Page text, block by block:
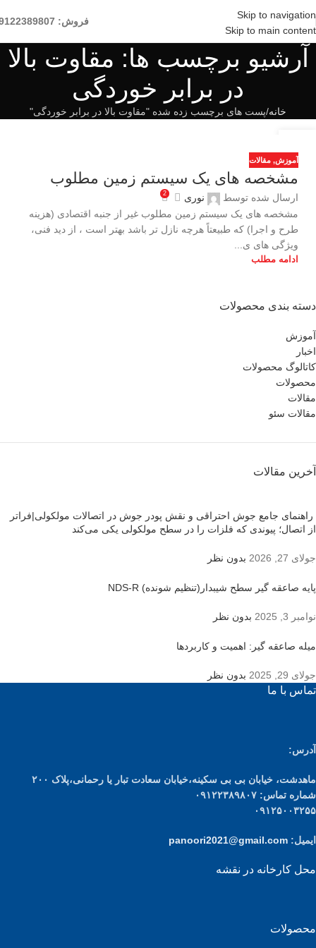
Skip to navigation
Skip to main content
فروش: 09122389807
آرشیو برچسب ها: مقاوت بالا
در برابر خوردگی
خانه پست های برچسب زده شده "مقاوت بالا در برابر خوردگی"
اکتبر
آموزش, مقالات
مشخصه های یک سیستم زمین مطلوب
ارسال شده توسط نوری 2
مشخصه های یک سیستم زمین مطلوب غیر از جنبه اقتصادی (هزینه
طرح و اجرا) که طبیعتاً هرچه نازل تر باشد بهتر است ، از دید فنی،
ویژگی های ی...
ادامه مطلب
دسته بندی محصولات
آموزش
اخبار
کاتالوگ محصولات
محصولات
مقالات
مقالات سئو
آخرین مقالات
راهنمای جامع جوش احتراقی و نقش پودر جوش در اتصالات مولکولی|فراتر
از اتصال؛ پیوندی که فلزات را در سطح مولکولی یکی می‌کند
جولای 27, 2026 بدون نظر
پایه صاعقه گیر سطح شیبدار(تنظیم شونده) NDS-R
نوامبر 3, 2025 بدون نظر
میله صاعقه گیر: اهمیت و کاربردها
جولای 29, 2025 بدون نظر
تماس با ما
آدرس:
ماهدشت، خیابان بی بی سکینه،خیابان سعادت تبار یا رحمانی،پلاک ۲۰۰
شماره تماس: ۰۹۱۲۲۳۸۹۸۰۷
۰۹۱۲۵۰۰۳۲۵۵
ایمیل: panoori2021@gmail.com
محل کارخانه در نقشه
محصولات